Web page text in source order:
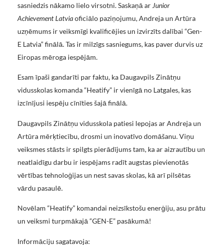
sasniedzis nākamo lielo virsotni. Saskaņā ar Junior
Achievement Latviaoficiālo paziņojumu, Andreja un Artūra
uzņēmums ir veiksmīgi kvalificējies un izvirzīts dalībai “Gen-
E Latvia” finālā. Tas ir milzīgs sasniegums, kas paver durvis uz
Eiropas mēroga iespējām.
Esam īpaši gandarīti par faktu, ka Daugavpils Zinātņu
vidusskolas komanda “Heatify” ir vienīgā no Latgales, kas
izcīnījusi iespēju cīnīties šajā finālā.
Daugavpils Zinātņu vidusskola patiesi lepojas ar Andreja un
Artūra mērķtiecību, drosmi un inovatīvo domāšanu. Viņu
veiksmes stāsts ir spilgts pierādījums tam, ka ar aizrautību un
neatlaidīgu darbu ir iespējams radīt augstas pievienotās
vērtības tehnoloģijas un nest savas skolas, kā arī pilsētas
vārdu pasaulē.
Novēlam “Heatify” komandai neizsīkstošu enerģiju, asu prātu
un veiksmi turpmākajā “GEN-E” pasākumā!
Informāciju sagatavoja: